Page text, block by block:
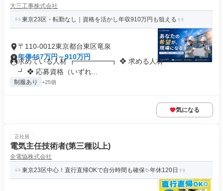
大三工事株式会社
東京23区・転勤なし｜資格を活かし年収910万円も狙える
〒110-0012東京都台東区竜泉
年俸467万円～910万円
求めている人材 ┏━━━━━┓ ❖ 求める人材 ┗━━━━━
┛ ❖ 応募資格（いずれ...
制服あり +25個
気になる
正社員
電気主任技術者(第三種以上)
全電協株式会社
東京23区中心！直行直帰OKで自分時間も確保✨年休120日